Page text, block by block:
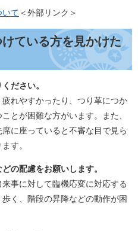
いて​ ＜外部リンク＞
ている方を見かけた
ださい。
れやすかったり、つり革につか
とが困難な方がいます。また、
に座っていると不審な目で見ら
す。
の配慮をお願いします。
事に対して臨機応変に対応する
く、階段の昇降などの動作が困